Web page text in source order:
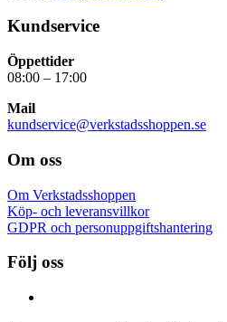
Kundservice
Öppettider
08:00 – 17:00
Mail
kundservice@verkstadsshoppen.se
Om oss
Om Verkstadsshoppen
Köp- och leveransvillkor
GDPR och personuppgiftshantering
Följ oss